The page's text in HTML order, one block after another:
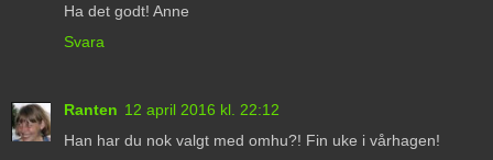
Ha det godt! Anne
Svara
Ranten 12 april 2016 kl. 22:12
Han har du nok valgt med omhu?! Fin uke i vårhagen!